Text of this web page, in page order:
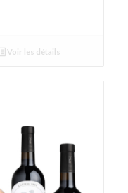
Voir les détails